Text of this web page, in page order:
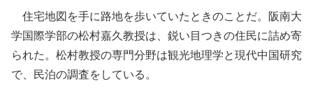
住宅地図を手に路地を歩いていたときのことだ。阪南大
学国際学部の松村嘉久教授は、鋭い目つきの住民に詰め寄
られた。松村教授の専門分野は観光地理学と現代中国研究
で、民泊の調査をしている。